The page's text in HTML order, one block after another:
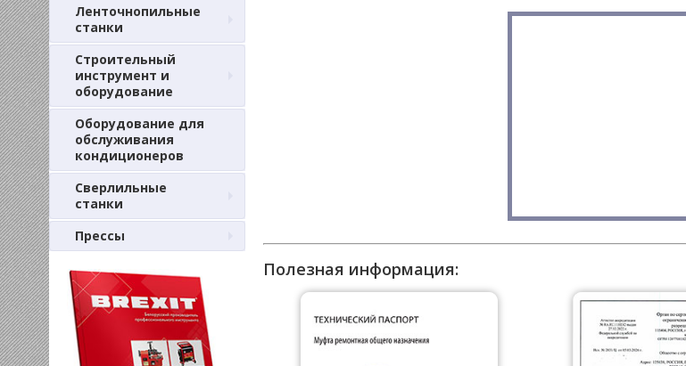
Ленточнопильные
станки
Строительный
инструмент и
оборудование
Оборудование для
обслуживания
кондиционеров
Сверлильные
станки
Прессы
Полезная информация: